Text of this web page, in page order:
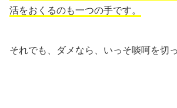
活をおくるのも一つの手です。
それでも、ダメなら、いっそ啖呵を切